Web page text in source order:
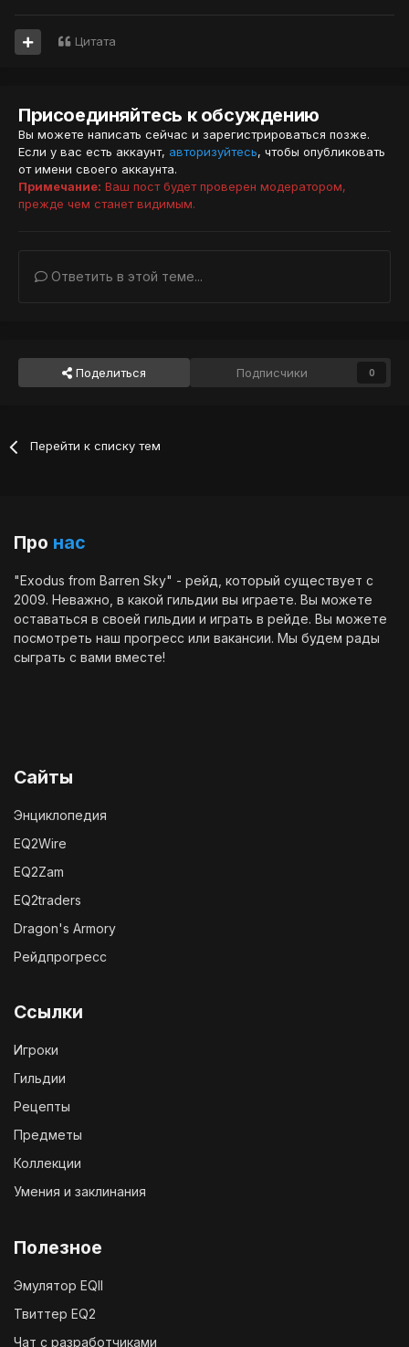
Цитата
Присоединяйтесь к обсуждению
Вы можете написать сейчас и зарегистрироваться позже.
Если у вас есть аккаунт, авторизуйтесь, чтобы опубликовать
от имени своего аккаунта.
Примечание: Ваш пост будет проверен модератором,
прежде чем станет видимым.
Ответить в этой теме...
Поделиться Подписчики 0
Перейти к списку тем
Про нас
"Exodus from Barren Sky" - рейд, который существует с
2009. Неважно, в какой гильдии вы играете. Вы можете
оставаться в своей гильдии и играть в рейде. Вы можете
посмотреть наш прогресс или вакансии. Мы будем рады
сыграть с вами вместе!
Сайты
Энциклопедия
EQ2Wire
EQ2Zam
EQ2traders
Dragon's Armory
Рейдпрогресс
Ссылки
Игроки
Гильдии
Рецепты
Предметы
Коллекции
Умения и заклинания
Полезное
Эмулятор EQII
Твиттер EQ2
Чат с разработчиками